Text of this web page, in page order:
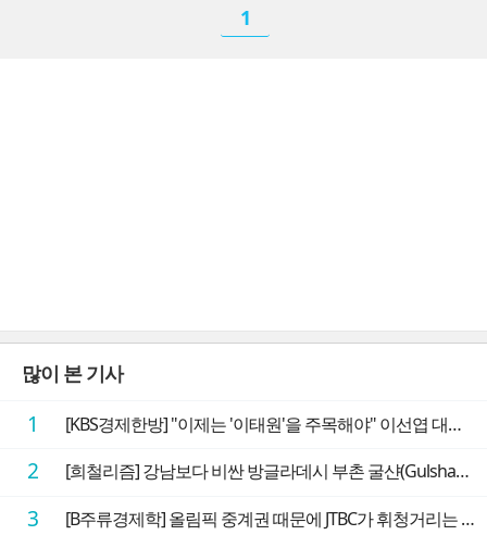
1
많이 본 기사
1 [KBS경제한방] "이제는 '이태원'을 주목해야" 이선엽 대표가 말하는 AI 시대 투자 성과를 가르는 지점들
2 [희철리즘] 강남보다 비싼 방글라데시 부촌 굴샨(Gulshan)의 극단적인 모습에 충격을 받다
3 [B주류경제학] 올림픽 중계권 때문에 JTBC가 휘청거리는 이유